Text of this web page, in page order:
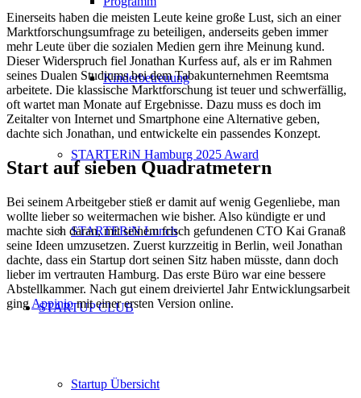
Kinderbetreuung
STARTERiN Hamburg 2025 Award
STARTERiN Lunch
STARTUP CLUB
Startup Übersicht
Einerseits haben die meisten Leute keine große Lust, sich an einer
Marktforschungsumfrage zu beteiligen, anderseits geben immer
mehr Leute über die sozialen Medien gern ihre Meinung kund.
Dieser Widerspruch fiel Jonathan Kurfess auf, als er im Rahmen
seines Dualen Studiums bei dem Tabakunternehmen Reemtsma
arbeitete. Die klassische Marktforschung ist teuer und schwerfällig,
oft wartet man Monate auf Ergebnisse. Dazu muss es doch im
Zeitalter von Internet und Smartphone eine Alternative geben,
dachte sich Jonathan, und entwickelte ein passendes Konzept.
Start auf sieben Quadratmetern
Bei seinem Arbeitgeber stieß er damit auf wenig Gegenliebe, man
wollte lieber so weitermachen wie bisher. Also kündigte er und
machte sich daran, mit seinem frisch gefundenen CTO Kai Granaß
seine Ideen umzusetzen. Zuerst kurzzeitig in Berlin, weil Jonathan
dachte, dass ein Startup dort seinen Sitz haben müsste, dann doch
lieber im vertrauten Hamburg. Das erste Büro war eine bessere
Abstellkammer. Nach gut einem dreiviertel Jahr Entwicklungsarbeit
gingAppiniomit einer ersten Version online.